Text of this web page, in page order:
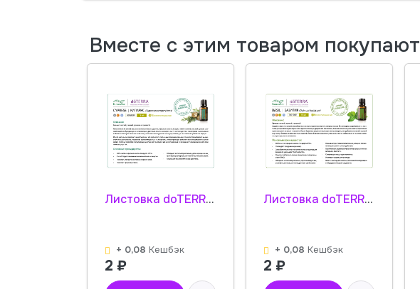
Вместе с этим товаром покупают
Листовка doTERRA "Кипарис. Эфирное масло" 30050001
+ 0,08 Кешбэк
2 ₽
Листовка doTERRA "Базилик. Эфирное масло" 30010001
+ 0,08Кешбэк
2 ₽